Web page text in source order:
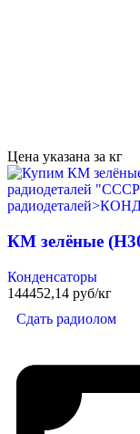
Цена указана за кг
КМ зелёные
Конденсаторы
144452,14 руб/кг
Сдать радиолом